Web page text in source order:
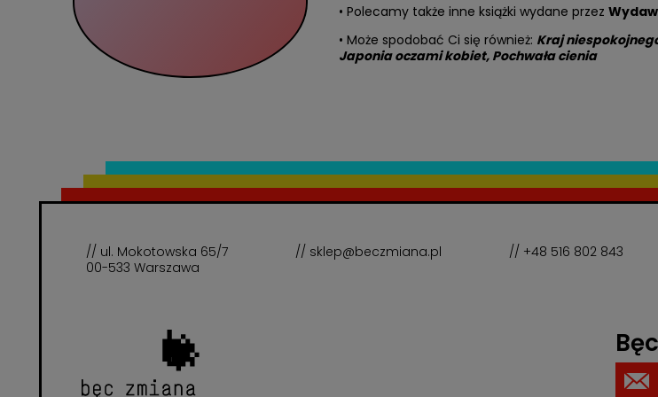
• Polecamy także inne książki wydane przez
• Może spodobać Ci się również: Kraj
Japonia oczami kobiet, Pochwała cienia
// ul. Mokotowska 65/7
00-533 Warszawa
// sklep@beczmiana.pl // +48 516 802 843